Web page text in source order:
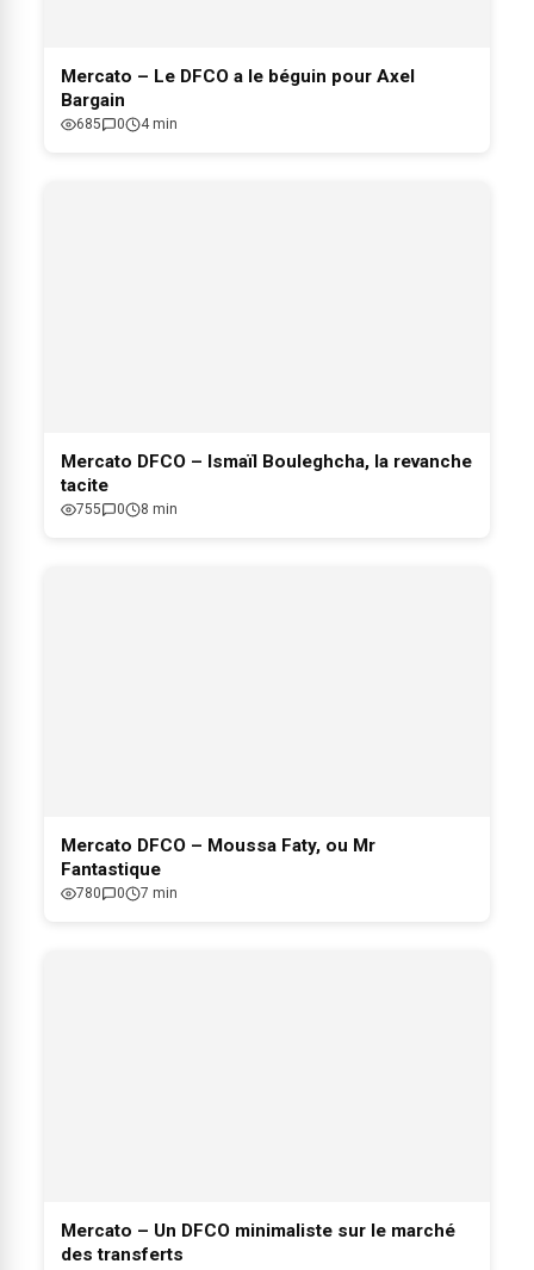
Mercato – Le DFCO a le béguin pour Axel
Bargain
685 0 4 min
Mercato DFCO – Ismaïl Bouleghcha, la revanche
tacite
755 0 8 min
Mercato DFCO – Moussa Faty, ou Mr
Fantastique
780 0 7 min
Mercato – Un DFCO minimaliste sur le marché
des transferts